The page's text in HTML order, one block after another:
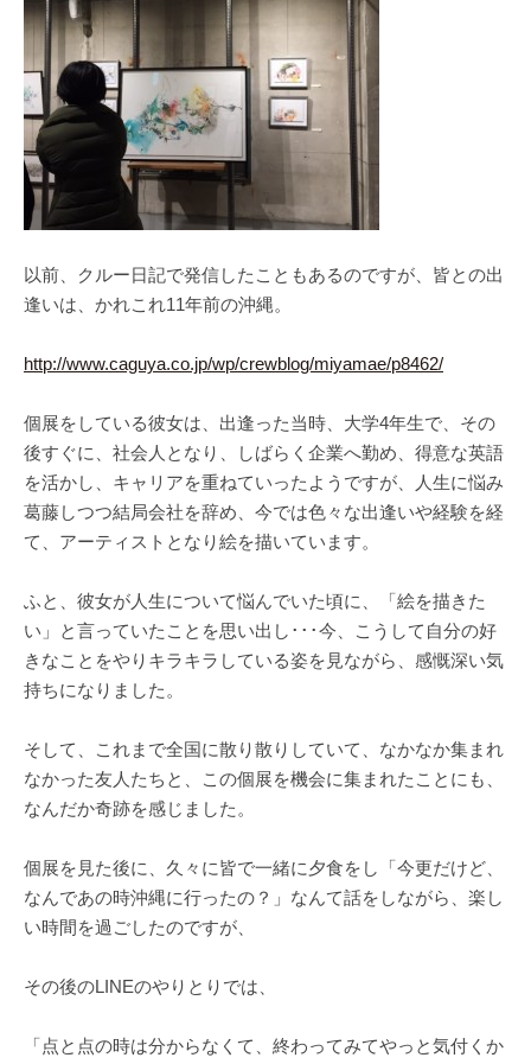
以前、クルー日記で発信したこともあるのですが、皆との出
逢いは、かれこれ11年前の沖縄。
http://www.caguya.co.jp/wp/crewblog/miyamae/p8462/
個展をしている彼女は、出逢った当時、大学4年生で、その
後すぐに、社会人となり、しばらく企業へ勤め、得意な英語
を活かし、キャリアを重ねていったようですが、人生に悩み
葛藤しつつ結局会社を辞め、今では色々な出逢いや経験を経
て、アーティストとなり絵を描いています。
ふと、彼女が人生について悩んでいた頃に、「絵を描きた
い」と言っていたことを思い出し･･･今、こうして自分の好
きなことをやりキラキラしている姿を見ながら、感慨深い気
持ちになりました。
そして、これまで全国に散り散りしていて、なかなか集まれ
なかった友人たちと、この個展を機会に集まれたことにも、
なんだか奇跡を感じました。
個展を見た後に、久々に皆で一緒に夕食をし「今更だけど、
なんであの時沖縄に行ったの？」なんて話をしながら、楽し
い時間を過ごしたのですが、
その後のLINEのやりとりでは、
「点と点の時は分からなくて、終わってみてやっと気付くか